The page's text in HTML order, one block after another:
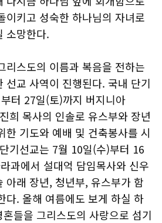
이키고 성숙한 하나님의 자녀로
소망한다.
리스도의 이름과 복음을 전하는
선교 사역이 진행된다. 국내 단기
터 27일(토)까지 버지니아
희 목사의 인솔로 유스부와 장년
한 기도와 예배 및 건축봉사를 시
기선교는 7월 10일(수)부터 16
과에서 설대억 담임목사와 신우
아래 장년, 청년부, 유스부가 함
다. 올해 여름에도 보게 하실 하
들을 그리스도의 사랑으로 섬기